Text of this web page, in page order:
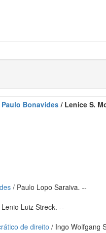
Bonavides/ Lenice S.
/ Paulo Lopo Saraiva. --
Luiz Streck. --
de direito / Ingo Wolfgang